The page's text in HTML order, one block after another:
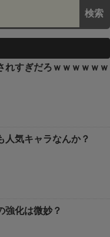
れすぎだろｗｗｗｗｗｗ
人気キャラなんか？
強化は微妙？